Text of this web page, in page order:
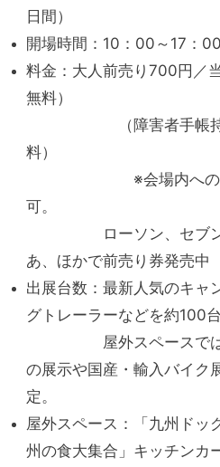
日間）
開場時間：10：00～17：00
料金：大人前売り700円／
無料）
（障害者手帳持参
料）
※会場内へのペッ
可。
ローソン、セブンイ
あ、ほかで前売り券発売中
出展台数：最新人気のキャ
グトレーラーなどを約100台
屋外スペースでは、
の展示や国産・輸入バイク
定。
屋外スペース：「九州ドッ
州の食大集合」キッチンカ